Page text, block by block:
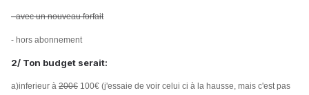
- avec un nouveau forfait
- hors abonnement
2/ Ton budget serait:
a)inferieur à 200€ 100€ (j'essaie de voir celui ci à la hausse, mais c'est pas